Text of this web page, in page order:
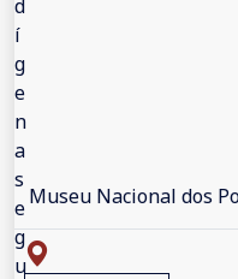
Museu Nacional dos